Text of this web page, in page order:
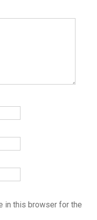
in this browser for the